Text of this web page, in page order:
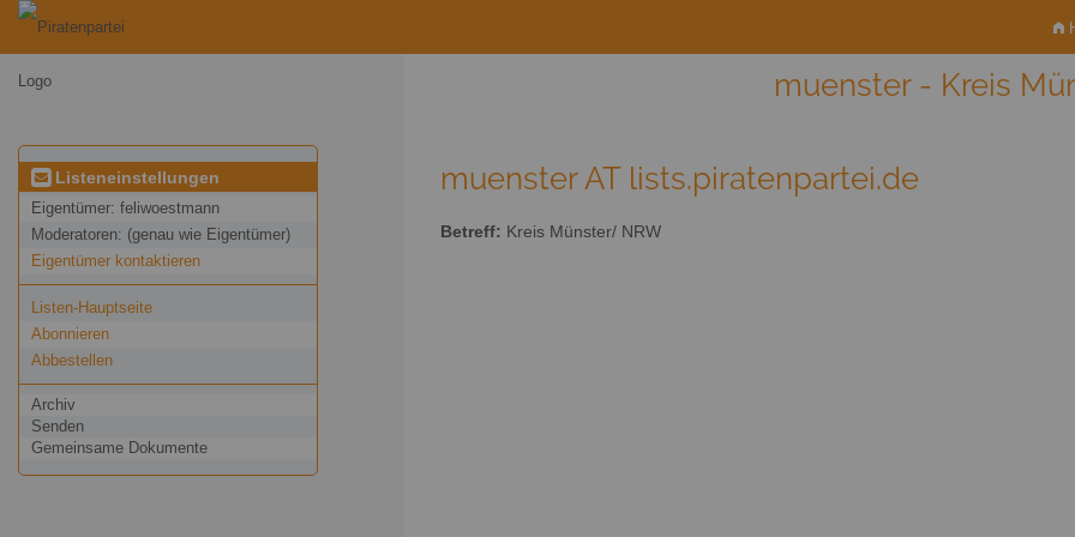
muenster - Kreis
Listeneinstellungen
Eigentümer: feliwoestmann
Moderatoren: (genau wie Eigentümer)
Eigentümer kontaktieren
Listen-Hauptseite
Abonnieren
Abbestellen
Archiv
Senden
Gemeinsame Dokumente
muenster AT lists.piratenpartei.de
Betreff: Kreis Münster/ NRW